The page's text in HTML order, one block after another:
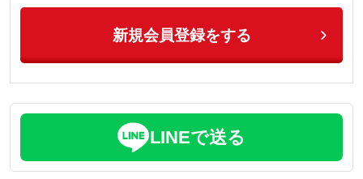
新規会員登録をする
LINEで送る